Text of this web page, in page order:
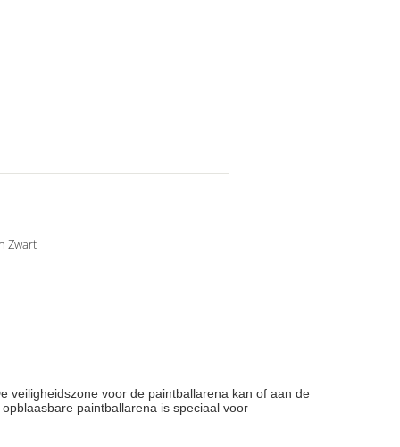
Zwart
veiligheidszone voor de paintballarena kan of aan de
paintballarena is speciaal voor